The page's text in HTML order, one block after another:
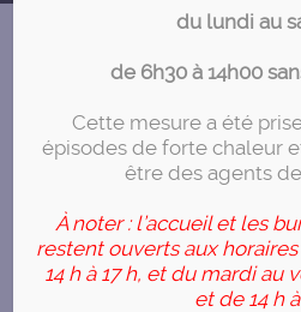
Je trie mes
du lundi au
de 6h30 à 14h00
Cette mesure a été
épisodes de forte chaleur
être des agents
À noter : l’accueil et les
restent ouverts aux
14 h à 17 h, et du mardi au
et de 14 h à